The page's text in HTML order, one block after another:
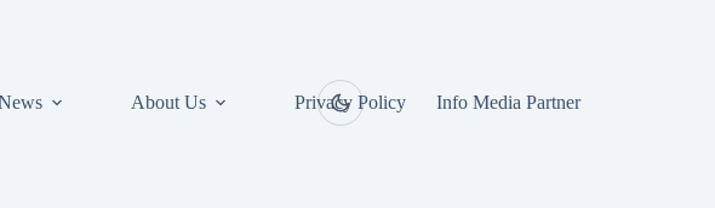
About Us Privacy Policy Info Media Partner